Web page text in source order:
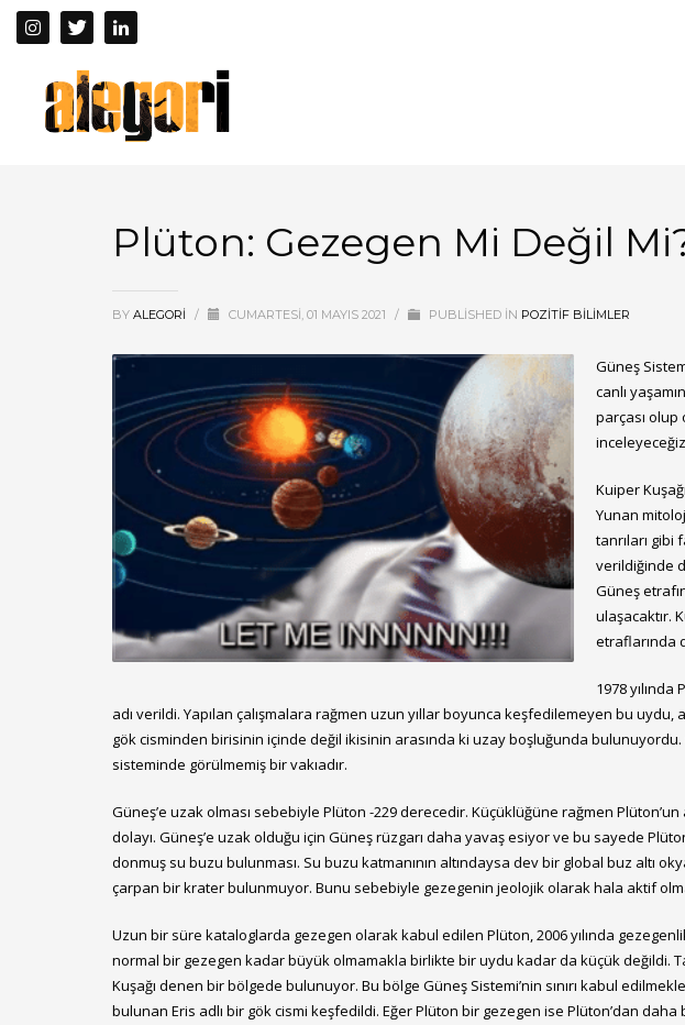
Plüton: Gezegen Mi Değil
BY ALEGORI / CUMARTESI, 01 MAYIS 2021 / PUBLISHED IN POZİTİF BİLİMLER
Güneş
canlı
parçası olup
Kuiper
Yunan
tanrıları gibi
verildiğinde
Güneş
ulaşacaktır.
etraflarında
1978
adı verildi. Yapılan çalışmalara rağmen uzun yıllar boyunca keşfedilemeyen bu
gök cisminden birisinin içinde değil ikisinin arasında ki uzay boşluğunda
sisteminde görülmemiş bir vakıadır.
Güneş’e uzak olması sebebiyle Plüton -229 derecedir. Küçüklüğüne rağmen
dolayı. Güneş’e uzak olduğu için Güneş rüzgarı daha yavaş esiyor ve bu sayede
donmuş su buzu bulunması. Su buzu katmanının altındaysa dev bir global buz altı
çarpan bir krater bulunmuyor. Bunu sebebiyle gezegenin jeolojik olarak hala aktif
Uzun bir süre kataloglarda gezegen olarak kabul edilen Plüton, 2006 yılında
normal bir gezegen kadar büyük olmamakla birlikte bir uydu kadar da küçük değildi.
Kuşağı denen bir bölgede bulunuyor. Bu bölge Güneş Sistemi’nin sınırı kabul
bulunan Eris adlı bir gök cismi keşfedildi. Eğer Plüton bir gezegen ise Plüton’dan